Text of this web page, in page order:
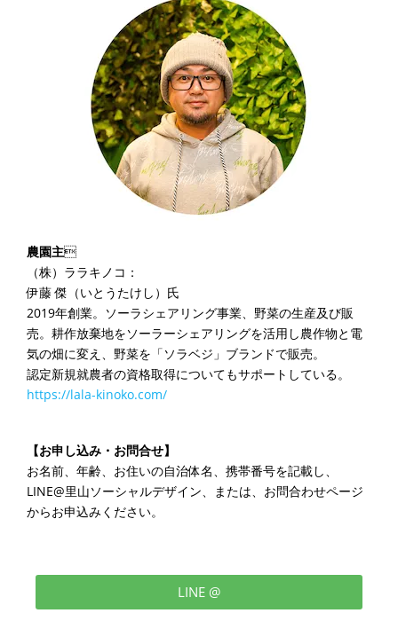
農園主
（株）ララキノコ：
伊藤 傑（いとうたけし）氏
2019年創業。ソーラシェアリング事業、野菜の生産及び販
売。耕作放棄地をソーラーシェアリングを活用し農作物と電
気の畑に変え、野菜を「ソラベジ」ブランドで販売。
認定新規就農者の資格取得についてもサポートしている。
https://lala-kinoko.com/
【お申し込み・お問合せ】
お名前、年齢、お住いの自治体名、携帯番号を記載し、
LINE@里山ソーシャルデザイン、または、お問合わせページ
からお申込みください。
LINE @